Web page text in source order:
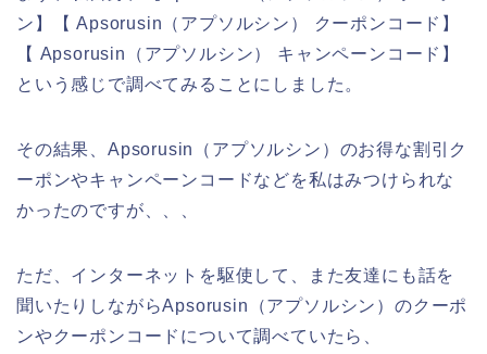
ン】【 Apsorusin（アプソルシン） クーポンコード】
【 Apsorusin（アプソルシン） キャンペーンコード】
という感じで調べてみることにしました。
その結果、Apsorusin（アプソルシン）のお得な割引ク
ーポンやキャンペーンコードなどを私はみつけられな
かったのですが、、、
ただ、インターネットを駆使して、また友達にも話を
聞いたりしながらApsorusin（アプソルシン）のクーポ
ンやクーポンコードについて調べていたら、